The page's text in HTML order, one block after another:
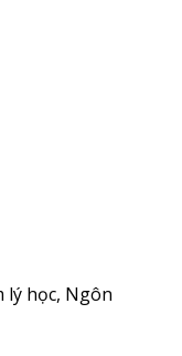
lý học, Ngôn